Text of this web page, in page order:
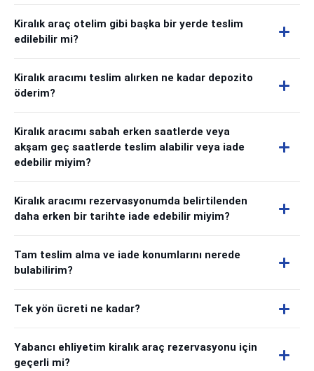
Kiralık araç otelim gibi başka bir yerde teslim
edilebilir mi?
Kiralık aracımı teslim alırken ne kadar depozito
öderim?
Kiralık aracımı sabah erken saatlerde veya
akşam geç saatlerde teslim alabilir veya iade
edebilir miyim?
Kiralık aracımı rezervasyonumda belirtilenden
daha erken bir tarihte iade edebilir miyim?
Tam teslim alma ve iade konumlarını nerede
bulabilirim?
Tek yön ücreti ne kadar?
Yabancı ehliyetim kiralık araç rezervasyonu için
geçerli mi?